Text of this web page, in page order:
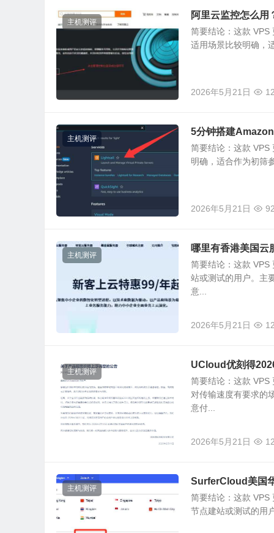
主机测评
阿里云监控怎么用
简要结论：这款 VPS
适用场景比较明确，
2026年5月21日
主机测评
5分钟搭建
简要结论：这款 VPS
明确，适合作为初筛
2026年5月21日
主机测评
哪里有香港美国云
简要结论：这款 VPS
站或测试的用户。主
意...
2026年5月21日
主机测评
UCloud优刻得
简要结论：这款 VPS
对传输速度有要求的
意付...
2026年5月21日
主机测评
SurferCloud美国
简要结论：这款 VPS
节点建站或测试的用